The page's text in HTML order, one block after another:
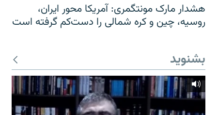
هشدار مارک مونتگمری: آمریکا محور ایران،
روسیه، چین و کره شمالی را دست‌کم گرفته است
بشنوید